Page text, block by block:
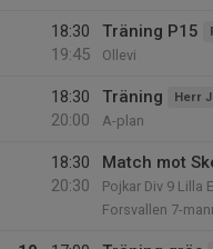
18:30
19:45
Träning P15
Ollevi
18:30
20:00
Träning Herr J
A-plan
18:30
20:30
Match mot
Pojkar Div 9 Lilla
Forsvallen 7-